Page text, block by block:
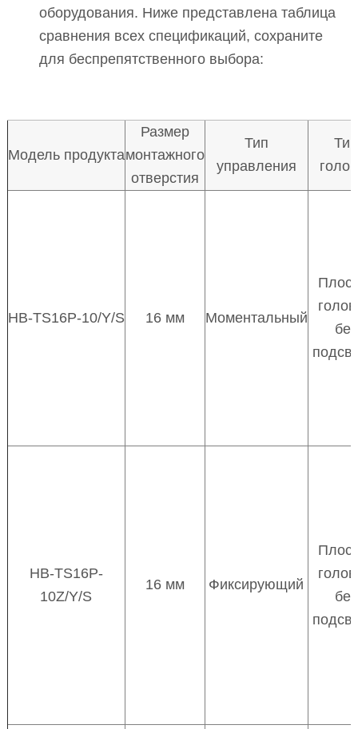
оборудования. Ниже представлена таблица
сравнения всех спецификаций, сохраните
для беспрепятственного выбора:
Модель продукта
Размер
монтажного
отверстия
Тип
управления
Тип
HB-TS16P-10/Y/S 16 мм Моментальный
без
HB-TS16P-
10Z/Y/S
16 мм Фиксирующий
без